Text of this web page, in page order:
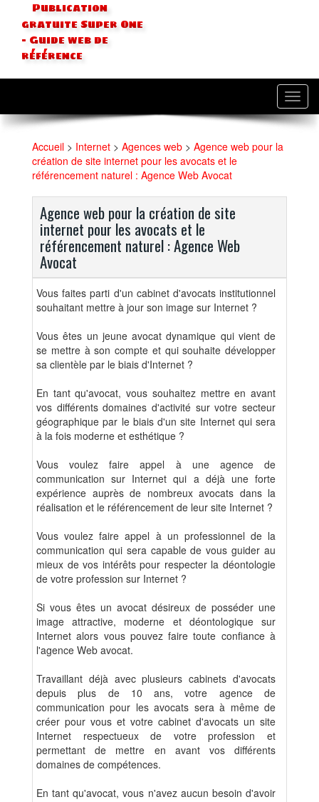
Publication
gratuite Super One
- Guide web de
référence
Accueil > Internet > Agences web > Agence web pour la
création de site internet pour les avocats et le
référencement naturel : Agence Web Avocat
Agence web pour la création de site
internet pour les avocats et le
référencement naturel : Agence Web
Avocat
Vous faites parti d'un cabinet d'avocats institutionnel
souhaitant mettre à jour son image sur Internet ?
Vous êtes un jeune avocat dynamique qui vient de
se mettre à son compte et qui souhaite développer
sa clientèle par le biais d'Internet ?
En tant qu'avocat, vous souhaitez mettre en avant
vos différents domaines d'activité sur votre secteur
géographique par le biais d'un site Internet qui sera
à la fois moderne et esthétique ?
Vous voulez faire appel à une agence de
communication sur Internet qui a déjà une forte
expérience auprès de nombreux avocats dans la
réalisation et le référencement de leur site Internet ?
Vous voulez faire appel à un professionnel de la
communication qui sera capable de vous guider au
mieux de vos intérêts pour respecter la déontologie
de votre profession sur Internet ?
Si vous êtes un avocat désireux de posséder une
image attractive, moderne et déontologique sur
Internet alors vous pouvez faire toute confiance à
l'agence Web avocat.
Travaillant déjà avec plusieurs cabinets d'avocats
depuis plus de 10 ans, votre agence de
communication pour les avocats sera à même de
créer pour vous et votre cabinet d'avocats un site
Internet respectueux de votre profession et
permettant de mettre en avant vos différents
domaines de compétences.
En tant qu'avocat, vous n'avez aucun besoin d'avoir